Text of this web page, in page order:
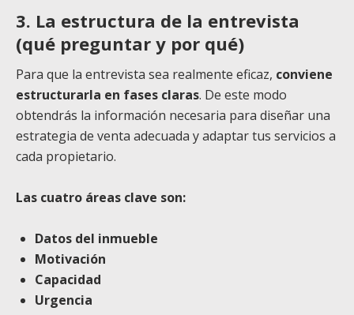
3. La estructura de la entrevista
(qué preguntar y por qué)
Para que la entrevista sea realmente eficaz, conviene
estructurarla en fases claras. De este modo
obtendrás la información necesaria para diseñar una
estrategia de venta adecuada y adaptar tus servicios a
cada propietario.
Las cuatro áreas clave son:
Datos del inmueble
Motivación
Capacidad
Urgencia